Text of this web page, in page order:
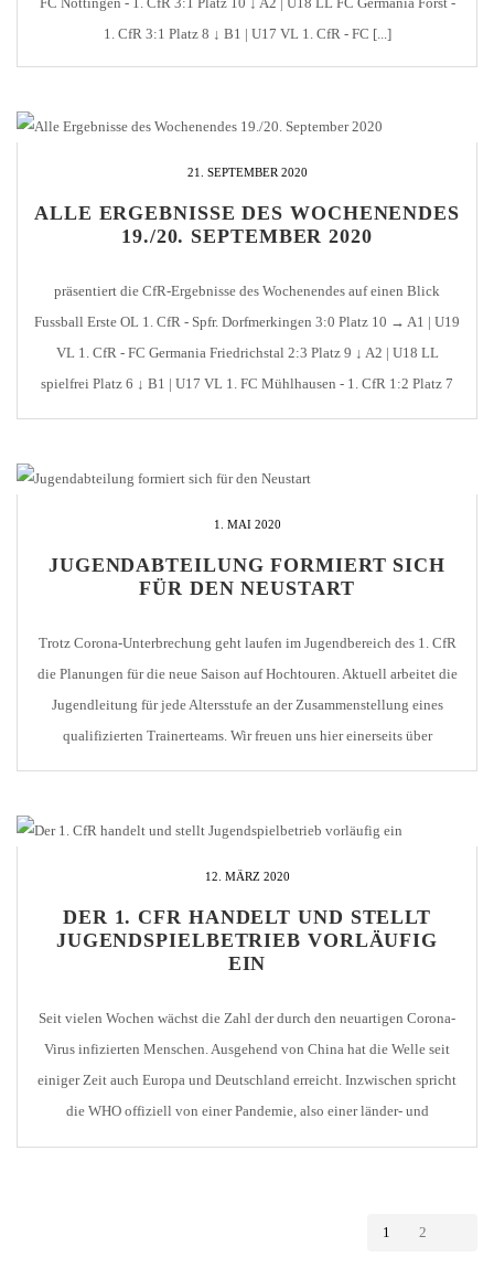
1. CfR 3:1 Platz 8 ↓ B1 | U17 VL 1. CfR - FC [...]
21. SEPTEMBER 2020
ALLE ERGEBNISSE DES WOCHENENDES
19./20. SEPTEMBER 2020
präsentiert die CfR-Ergebnisse des Wochenendes auf einen Blick
Fussball Erste OL 1. CfR - Spfr. Dorfmerkingen 3:0 Platz 10 → A1 | U19
VL 1. CfR - FC Germania Friedrichstal 2:3 Platz 9 ↓ A2 | U18 LL
spielfrei Platz 6 ↓ B1 | U17 VL 1. FC Mühlhausen - 1. CfR 1:2 Platz 7
1. MAI 2020
JUGENDABTEILUNG FORMIERT SICH
FÜR DEN NEUSTART
Trotz Corona-Unterbrechung geht laufen im Jugendbereich des 1. CfR
die Planungen für die neue Saison auf Hochtouren. Aktuell arbeitet die
Jugendleitung für jede Altersstufe an der Zusammenstellung eines
qualifizierten Trainerteams. Wir freuen uns hier einerseits über
12. MÄRZ 2020
DER 1. CFR HANDELT UND STELLT
JUGENDSPIELBETRIEB VORLÄUFIG
EIN
Seit vielen Wochen wächst die Zahl der durch den neuartigen Corona-
Virus infizierten Menschen. Ausgehend von China hat die Welle seit
einiger Zeit auch Europa und Deutschland erreicht. Inzwischen spricht
die WHO offiziell von einer Pandemie, also einer länder- und
1 2